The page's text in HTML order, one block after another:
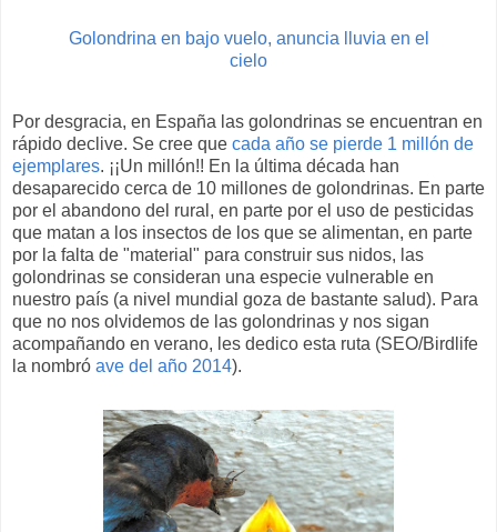
Golondrina en bajo vuelo, anuncia lluvia en el
cielo
Por desgracia, en España las golondrinas se encuentran en
rápido declive. Se cree que cada año se pierde 1 millón de
ejemplares. ¡¡Un millón!! En la última década han
desaparecido cerca de 10 millones de golondrinas. En parte
por el abandono del rural, en parte por el uso de pesticidas
que matan a los insectos de los que se alimentan, en parte
por la falta de "material" para construir sus nidos, las
golondrinas se consideran una especie vulnerable en
nuestro país (a nivel mundial goza de bastante salud). Para
que no nos olvidemos de las golondrinas y nos sigan
acompañando en verano, les dedico esta ruta (SEO/Birdlife
la nombró ave del año 2014).